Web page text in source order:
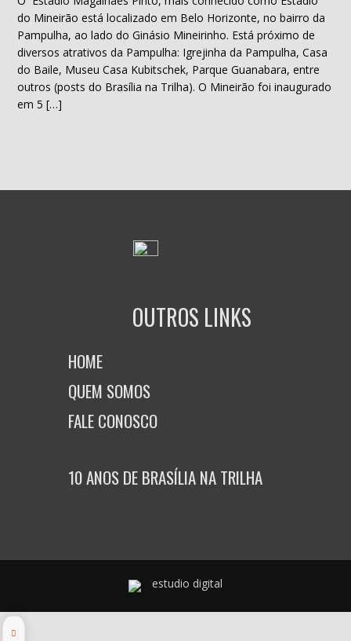
do Mineirão está localizado em Belo Horizonte, no bairro da
Pampulha, ao lado do Ginásio Mineirinho. Está próximo de
diversos atrativos da Pampulha: Igrejinha da Pampulha, Casa
do Baile, Museu Casa Kubitschek, Parque Guanabara, entre
outros (posts do Brasília na Trilha). O Mineirão foi inaugurado
em 5 […]
OUTROS LINKS
HOME
QUEM SOMOS
FALE CONOSCO
10 ANOS DE BRASÍLIA NA TRILHA
estudio digital